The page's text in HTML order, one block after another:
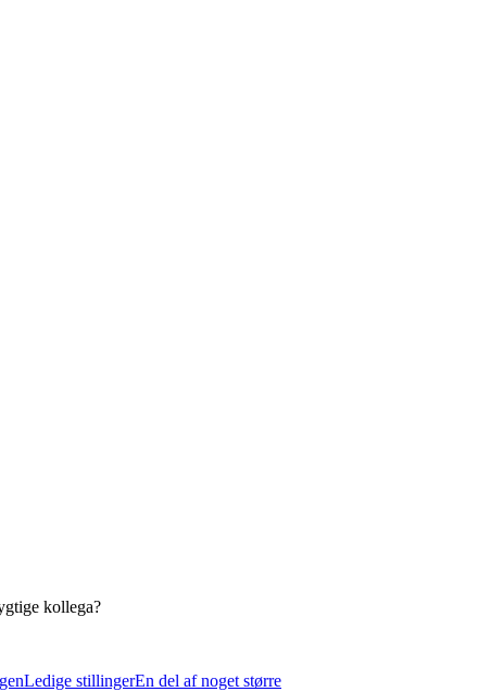
kollega?
Ledige stillingerEn del af noget større